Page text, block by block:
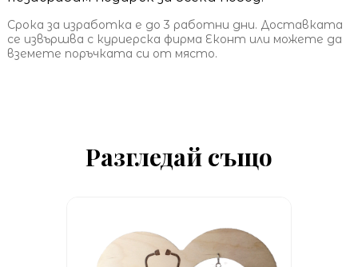
Срока за изработка е до 3 работни дни. Доставката
се извършва с куриерска фирма Еконт или можете да
вземете поръчката си от място.
Разгледай също